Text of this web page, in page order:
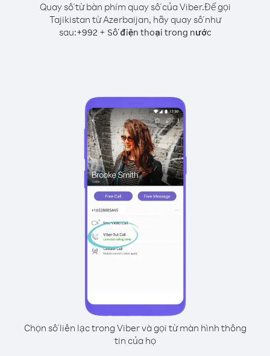
Quay số từ bàn phím quay số của Viber.Để gọi
Tajikistan từ Azerbaijan, hãy quay số như
sau:+992+ Số điện thoại trong nước
Chọn số liên lạc trong Viber và gọi từ màn hình thông
tin của họ